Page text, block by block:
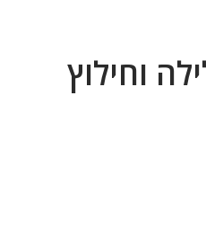
וחילוץ